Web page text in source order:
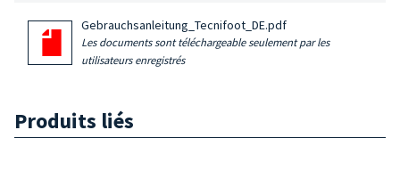
Gebrauchsanleitung_Tecnifoot_DE.pdf
Les documents sont téléchargeable seulement par les
utilisateurs enregistrés
Produits liés